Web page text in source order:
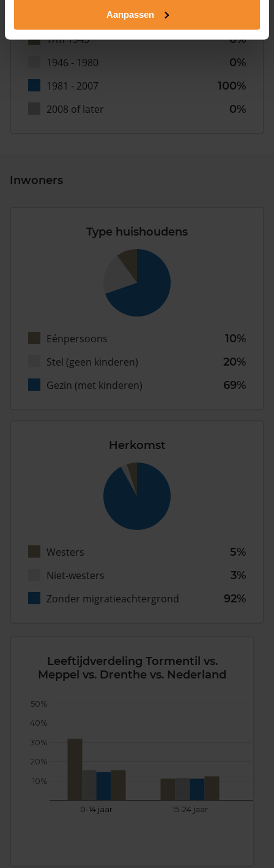
Aanpassen
T/m 1945
0%
1946 - 1980
0%
1981 - 2007
100%
2008 of later
0%
Inwoners
Type huishoudens
Eénpersoons
10%
Stel (geen kinderen)
20%
Gezin (met kinderen)
69%
Herkomst
Westers
5%
Niet-westers
3%
Zonder migratieachtergrond
92%
Leeftijdverdeling Tormentil vs.
Meppel vs. Drenthe vs. Nederland
0-14 jaar 15-24 jaar
10%
20%
30%
40%
50%